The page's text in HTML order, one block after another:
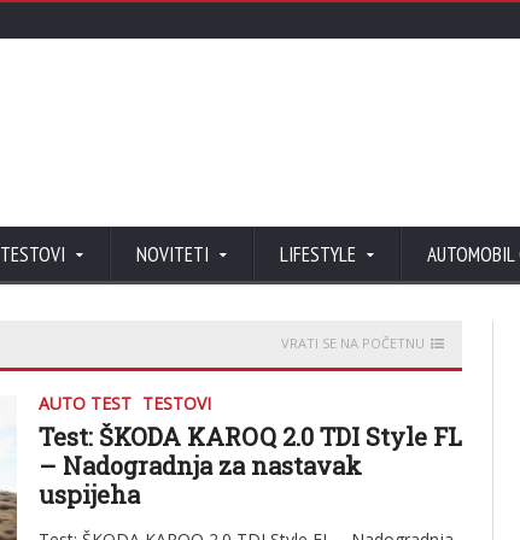
TESTOVI NOVITETI LIFESTYLE AUTOMOBIL
VRATI SE NA POČETNU
AUTO TEST TESTOVI
Test: ŠKODA KAROQ 2.0 TDI Style FL
– Nadogradnja za nastavak
uspijeha